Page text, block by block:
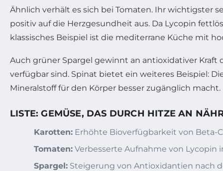
Ähnlich verhält es sich bei Tomaten. Ihr wichtigster
positiv auf die Herzgesundheit aus. Da Lycopin
klassisches Beispiel ist die mediterrane Küche mit
Auch grüner Spargel gewinnt an antioxidativer
verfügbar sind. Spinat bietet ein weiteres Beispiel:
Mineralstoff für den Körper besser zugänglich macht.
LISTE: GEMÜSE, DAS DURCH HITZE AN
Karotten: Erhöhte Bioverfügbarkeit von Beta-
Tomaten: Verbesserte Aufnahme von Lycopin
Spargel: Steigerung von Antioxidantien nach